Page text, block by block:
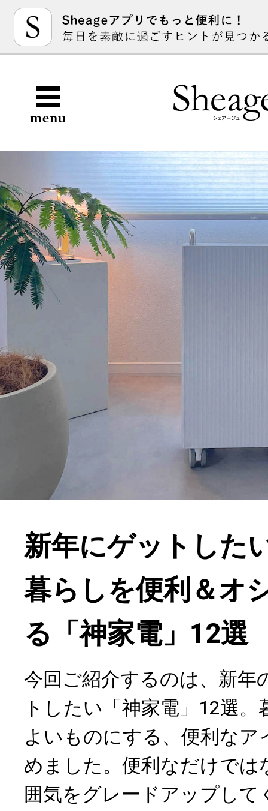
新年にゲットした
暮らしを便利＆オ
る「神家電」12選
今回ご紹介するのは、新年
トしたい「神家電」12選
よいものにする、便利な
めました。便利なだけでは
囲気をグレードアップし